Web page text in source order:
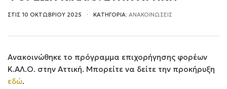
ΣΤΙΣ 10 ΟΚΤΩΒΡΙΟΥ 2025 ΚΑΤΗΓΟΡΙΑ: ΑΝΑΚΟΙΝΩΣΕΙΣ
Ανακοινώθηκε το πρόγραμμα επιχορήγησης φορέων
Κ.ΑΛ.Ο. στην Αττική. Μπορείτε να δείτε την προκήρυξη
εδώ.